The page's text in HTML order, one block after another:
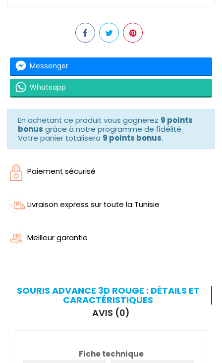
Messenger
Whatsapp
En achetant ce produit vous gagnerez 9 points
bonus grâce à notre programme de fidélité.
Votre panier totalisera 9 points bonus.
Paiement sécurisé
Livraison express sur toute la Tunisie
Meilleur garantie
SOURIS ADVANCE 3D ROUGE : DÉTAILS ET
CARACTÉRISTIQUES
AVIS (0)
Fiche technique